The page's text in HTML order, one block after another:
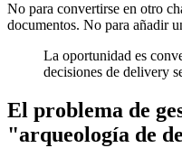
No para convertirse en otro
documentos. No para añadir
La oportunidad es
decisiones de delivery
El problema de
"arqueología de